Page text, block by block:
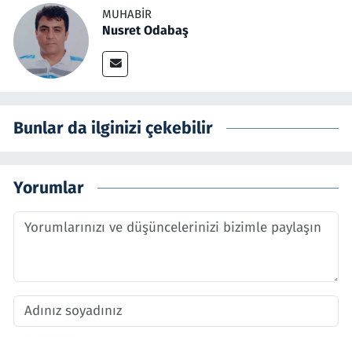
MUHABIR
Nusret Odabaş
Bunlar da ilginizi çekebilir
Yorumlar